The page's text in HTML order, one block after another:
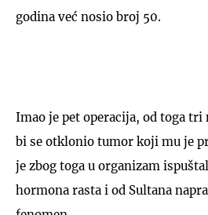
godina već nosio broj 50.
Imao je pet operacija, od toga tri
bi se otklonio tumor koji mu je
je zbog toga u organizam
hormona rasta i od Sultana